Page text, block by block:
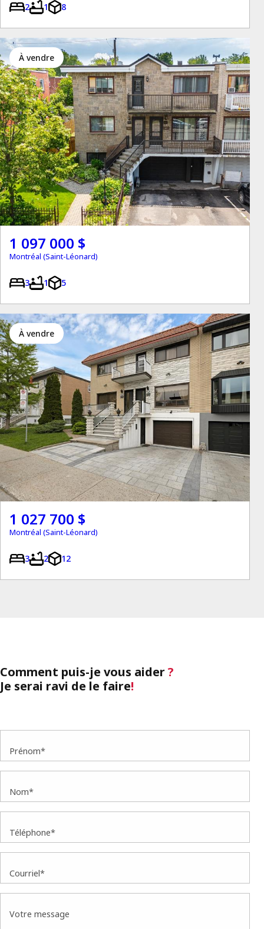
2 1 8
à vendre
1 097 000 $
Montréal (Saint-Léonard)
3 1 5
à vendre
1 027 700 $
Montréal (Saint-Léonard)
3 2 12
Comment puis-je vous aider?
Je serai ravi de le faire!
Prénom*
Nom*
Téléphone*
Courriel*
Votre message